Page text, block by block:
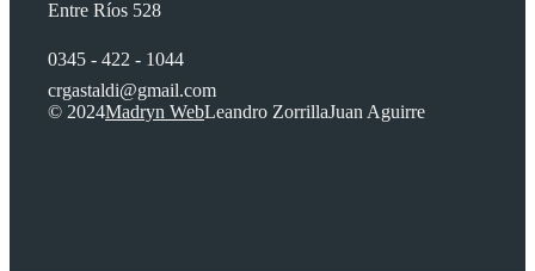
Entre Ríos 528
0345 - 422 - 1044
crgastaldi@gmail.com
© 2024Madryn WebLeandro ZorrillaJuan Aguirre